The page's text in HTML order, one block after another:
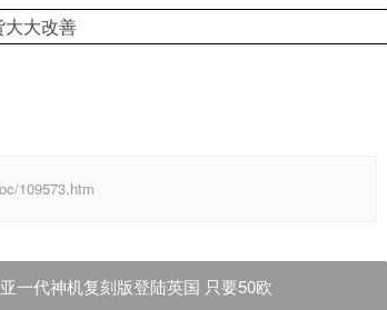
109573.htm
一代神机复刻版登陆英国 只要50欧